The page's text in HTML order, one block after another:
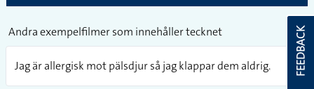
Andra exempelfilmer som innehåller tecknet
Jag är allergisk mot pälsdjur så jag klappar dem aldrig. FEEDBACK